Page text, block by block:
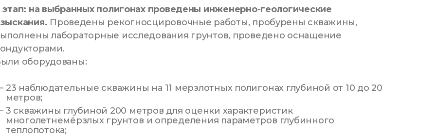
этап: на выбранных полигонах проведены инженерно-геологические
Проведены рекогносцировочные работы, пробурены скважины,
лабораторные исследования грунтов, проведено оснащение
оборудованы:
23 наблюдательные скважины на 11 мерзлотных полигонах глубиной от 10 до 20
метров;
3 скважины глубиной 200 метров для оценки характеристик
многолетнемёрзлых грунтов и определения параметров глубинного
теплопотока;